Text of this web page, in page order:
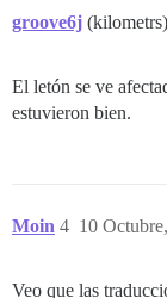
groove6j (kilometrs)
El letón se ve
estuvieron bien.
Moin 10
4
Veo que las